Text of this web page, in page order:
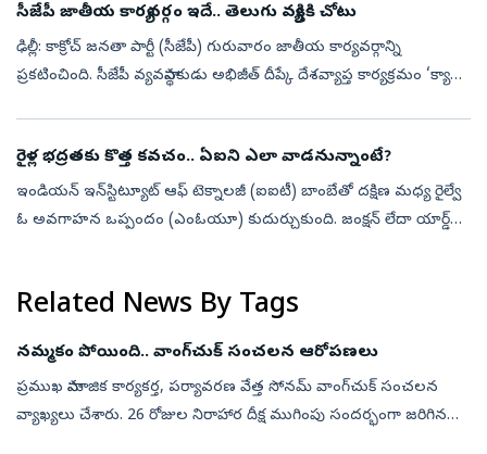
సీజేపీ జాతీయ కార్యవర్గం ఇదే.. తెలుగు వ్యక్తికి చోటు
ఢిల్లీ: కాక్రోచ్ జనతా పార్టీ (సీజేపీ) గురువారం జాతీయ కార్యవర్గాన్ని
ప్రకటించింది. సీజేపీ వ్యవస్థాపకుడు అభిజీత్ దీప్కే దేశవ్యాప్త కార్యక్రమం ‘క్యా
రైళ్ల భద్రతకు కొత్త కవచం.. ఏఐని ఎలా వాడనున్నాంటే?
ఇండియన్ ఇన్‌స్టిట్యూట్ ఆఫ్ టెక్నాలజీ (ఐఐటీ) బాంబేతో దక్షిణ మధ్య రైల్వే
ఓ అవగాహన ఒప్పందం (ఎంఓయూ) కుదుర్చుకుంది. జంక్షన్ లేదా యార్డ్
Related News By Tags
నమ్మకం పోయింది.. వాంగ్‌చుక్‌ సంచలన ఆరోపణలు
ప్రముఖ సామాజిక కార్యకర్త, పర్యావరణ వేత్త సోనమ్‌ వాంగ్‌చుక్‌ సంచలన
వ్యాఖ్యలు చేశారు. 26 రోజుల నిరాహార దీక్ష ముగింపు సందర్భంగా జరిగిన